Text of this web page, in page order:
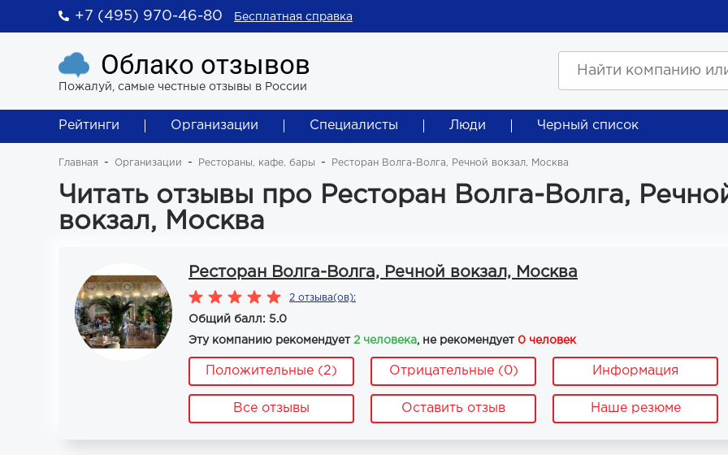
+7 (495) 970-46-80 Бесплатная справка
Облако отзывов
Пожалуй, самые честные отзывы в России
Рейтинги Организации Специалисты Люди Черный список
Главная Организации Рестораны, кафе, бары Ресторан Волга-Волга, Речной вокзал, Москва
Читать отзывы про Ресторан Волга-Волга,
вокзал, Москва
Ресторан Волга-Волга, Речной вокзал, Москва
2 отзыва(ов):
Общий балл: 5.0
Эту компанию рекомендует 2 человека, не рекомендует 0 человек
Положительные (2) Отрицательные (0) Информация
Все отзывы Оставить отзыв Наше резюме